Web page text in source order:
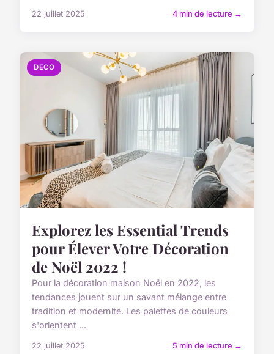
22 juillet 2025 4 min de lecture →
DECO
Explorez les Essential Trends
pour Élever Votre Décoration
de Noël 2022 !
Pour la décoration maison Noël en 2022, les
tendances jouent sur un savant mélange entre
tradition et modernité. Les palettes de couleurs
s'orientent ...
22 juillet 2025 5 min de lecture →